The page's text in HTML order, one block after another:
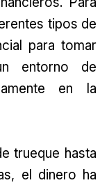
tipos de
para tomar
entorno de
en la
trueque hasta
el dinero ha